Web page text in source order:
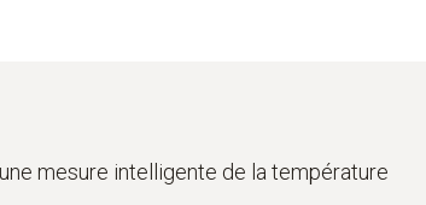
mesure intelligente de la température